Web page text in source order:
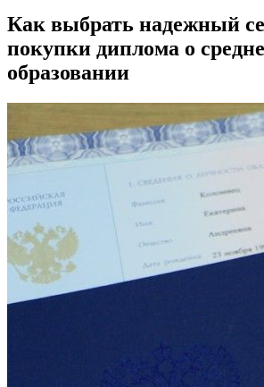
Как выбрать надежный
покупки диплома о
образовании